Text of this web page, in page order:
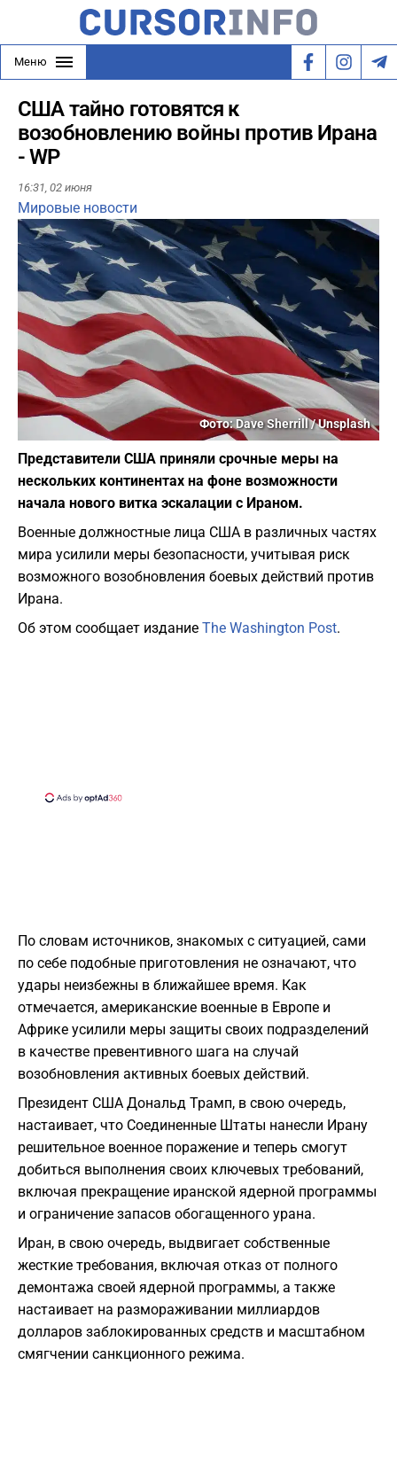
Меню
США тайно готовятся к
возобновлению войны против Ирана
- WP
16:31, 02 июня
Мировые новости
Фото: Dave Sherrill / Unsplash
Представители США приняли срочные меры на
нескольких континентах на фоне возможности
начала нового витка эскалации с Ираном.
Военные должностные лица США в различных частях
мира усилили меры безопасности, учитывая риск
возможного возобновления боевых действий против
Ирана.
Об этом сообщает издание The Washington Post.
По словам источников, знакомых с ситуацией, сами
по себе подобные приготовления не означают, что
удары неизбежны в ближайшее время. Как
отмечается, американские военные в Европе и
Африке усилили меры защиты своих подразделений
в качестве превентивного шага на случай
возобновления активных боевых действий.
Президент США Дональд Трамп, в свою очередь,
настаивает, что Соединенные Штаты нанесли Ирану
решительное военное поражение и теперь смогут
добиться выполнения своих ключевых требований,
включая прекращение иранской ядерной программы
и ограничение запасов обогащенного урана.
Иран, в свою очередь, выдвигает собственные
жесткие требования, включая отказ от полного
демонтажа своей ядерной программы, а также
настаивает на размораживании миллиардов
долларов заблокированных средств и масштабном
смягчении санкционного режима.